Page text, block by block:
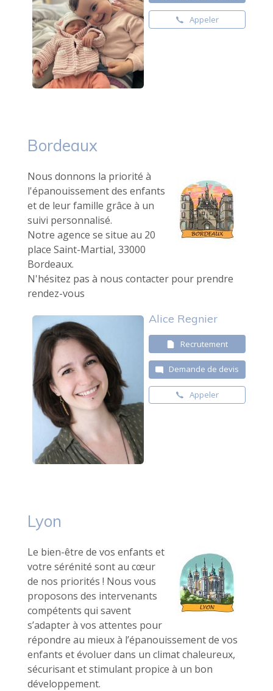
Appeler
Bordeaux
Nous donnons la priorité à
l'épanouissement des enfants
et de leur famille grâce à un
suivi personnalisé.
Notre agence se situe au 20
place Saint-Martial, 33000
Bordeaux.
N'hésitez pas à nous contacter pour prendre
rendez-vous
Alice Regnier
Recrutement
Demande de devis
Appeler
Lyon
Le bien-être de vos enfants et
votre sérénité sont au cœur
de nos priorités ! Nous vous
proposons des intervenants
compétents qui savent
s’adapter à vos attentes pour
répondre au mieux à l’épanouissement de vos
enfants et évoluer dans un climat chaleureux,
sécurisant et stimulant propice à un bon
développement.